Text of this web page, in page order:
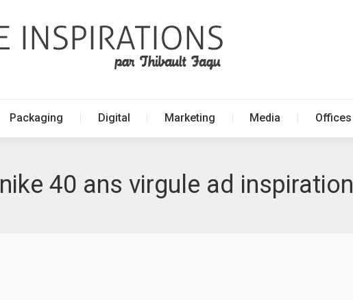
Packaging Digital Marketing Media Offices
nike 40 ans virgule ad inspiration